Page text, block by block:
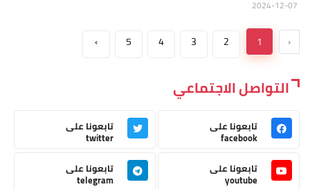
‹
1
2
3
4
5
›
التواصل الاجتماعي
تابعونا على
facebook
تابعونا على
twitter
تابعونا على
youtube
تابعونا على
telegram